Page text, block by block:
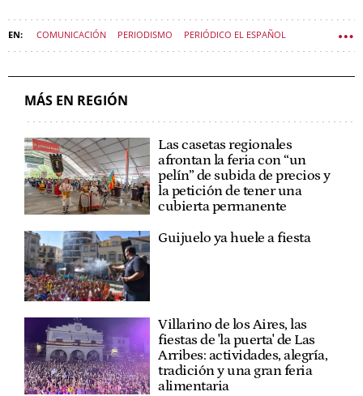
COMUNICACIÓN PERIODISMO PERIÓDICO EL ESPAÑOL
MÁS EN REGIÓN
Las casetas regionales
afrontan la feria con “un
pelín” de subida de precios y
la petición de tener una
cubierta permanente
Guijuelo ya huele a fiesta
Villarino de los Aires, las
fiestas de 'la puerta' de Las
Arribes: actividades, alegría,
tradición y una gran feria
alimentaria